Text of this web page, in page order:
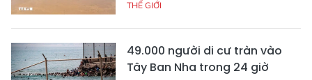
THẾ GIỚI
49.000 người di cư tràn vào
Tây Ban Nha trong 24 giờ